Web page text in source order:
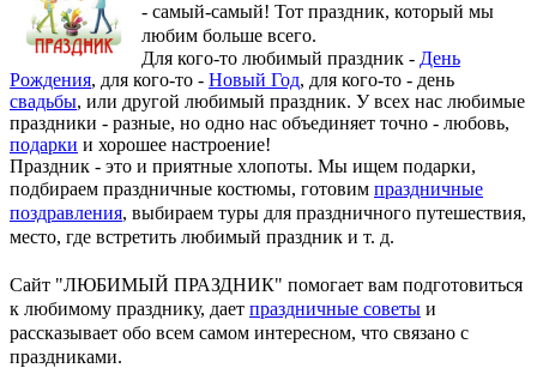
- самый-самый! Тот праздник, который мы
любим больше всего.
Для кого-то любимый праздник - День
Рождения, для кого-то - Новый Год, для кого-то - день
свадьбы, или другой любимый праздник. У всех нас любимые
праздники - разные, но одно нас объединяет точно - любовь,
подарки и хорошее настроение!
Праздник - это и приятные хлопоты. Мы ищем подарки,
подбираем праздничные костюмы, готовим праздничные
поздравления, выбираем туры для праздничного путешествия,
место, где встретить любимый праздник и т. д.
Сайт "ЛЮБИМЫЙ ПРАЗДНИК" помогает вам подготовиться
к любимому празднику, дает праздничные советы и
рассказывает обо всем самом интересном, что связано с
праздниками.